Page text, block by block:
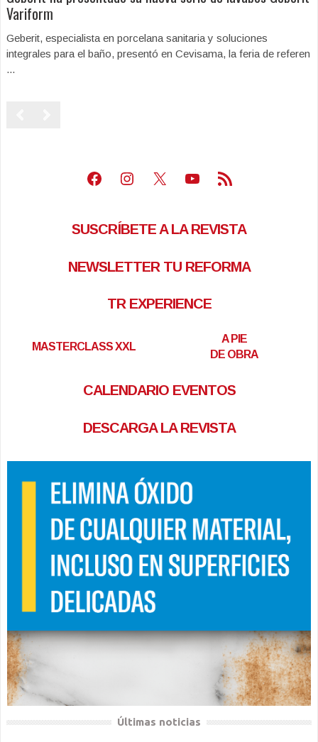
Variform
Geberit, especialista en porcelana sanitaria y soluciones
integrales para el baño, presentó en Cevisama, la feria de referen
...
Facebook
Instagram
X Youtube
Feed RSS
SUSCRÍBETE A LA REVISTA
NEWSLETTER TU REFORMA
TR EXPERIENCE
MASTERCLASS XXL
A PIE
DE OBRA
CALENDARIO EVENTOS
DESCARGA LA REVISTA
Últimas noticias